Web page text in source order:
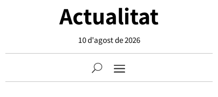
Actualitat
10 d'agost de 2026